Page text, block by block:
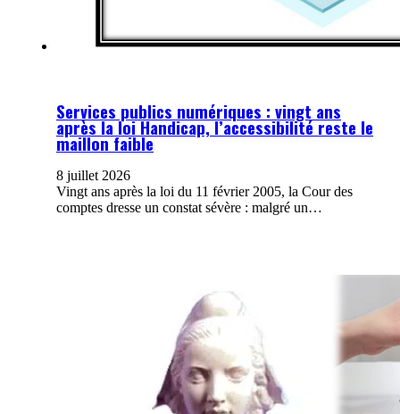
Services publics numériques : vingt ans
après la loi Handicap, l’accessibilité reste le
maillon faible
8 juillet 2026
Vingt ans après la loi du 11 février 2005, la Cour des
comptes dresse un constat sévère : malgré un…